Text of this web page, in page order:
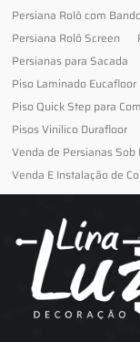
Persiana Rolô com Bando
Persiana Rolô Screen
Persianas para Sacada
Piso Laminado Eucafloor
Piso Quick Step para
Pisos Vinilico Durafloor
Venda de Persianas Sob
Venda E Instalação de